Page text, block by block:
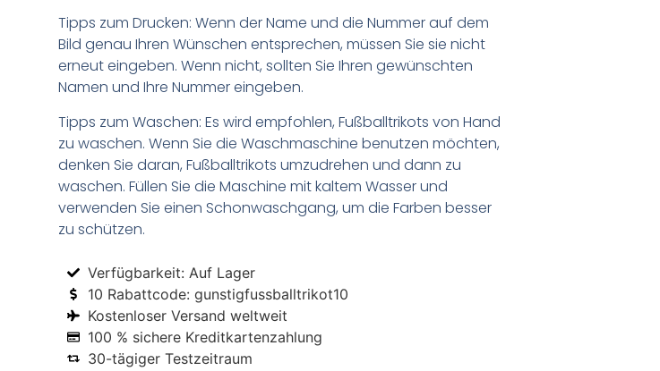
Tipps zum Drucken: Wenn der Name und die Nummer auf dem
Bild genau Ihren Wünschen entsprechen, müssen Sie sie nicht
erneut eingeben. Wenn nicht, sollten Sie Ihren gewünschten
Namen und Ihre Nummer eingeben.
Tipps zum Waschen: Es wird empfohlen, Fußballtrikots von Hand
zu waschen. Wenn Sie die Waschmaschine benutzen möchten,
denken Sie daran, Fußballtrikots umzudrehen und dann zu
waschen. Füllen Sie die Maschine mit kaltem Wasser und
verwenden Sie einen Schonwaschgang, um die Farben besser
zu schützen.
Verfügbarkeit: Auf Lager
10 Rabattcode: gunstigfussballtrikot10
Kostenloser Versand weltweit
100 % sichere Kreditkartenzahlung
30-tägiger Testzeitraum